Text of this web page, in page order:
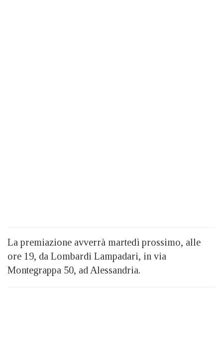
La premiazione avverrà martedì prossimo, alle
ore 19, da Lombardi Lampadari, in via
Montegrappa 50, ad Alessandria.